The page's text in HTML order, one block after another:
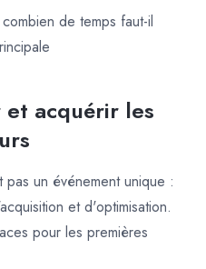
de temps faut-il
acquérir les
un événement unique :
et d'optimisation.
pour les premières